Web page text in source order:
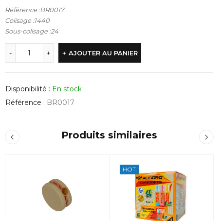
Référence :BR0017
Colisage :1440
Sous-colisage :24
AJOUTER AU PANIER
Disponibilité : En stock
Référence : BR0017
Produits similaires
HOT